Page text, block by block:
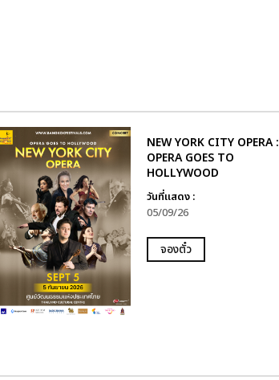
NEW YORK CITY OPERA :
OPERA GOES TO
HOLLYWOOD
วันที่แสดง :
05/09/26
จองตั๋ว